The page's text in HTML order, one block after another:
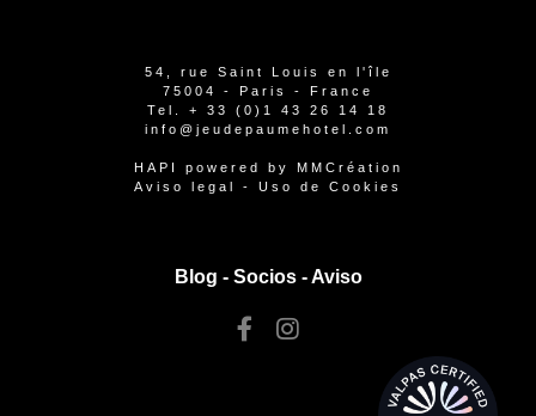
54, rue Saint Louis en l'île
75004 - Paris - France
Tel. + 33 (0)1 43 26 14 18
info@jeudepaumehotel.com
HAPI powered by MMCréation
Aviso legal
- Uso de Cookies
Blog - Socios-Aviso